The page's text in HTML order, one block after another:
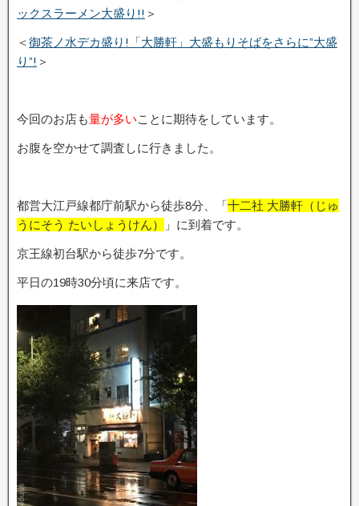
ックスラーメン大盛り!! ＞
＜御茶ノ水デカ盛り!「大勝軒」大盛もりそばをさらに”大盛
り”! ＞
今回のお店も量が多いことに期待をしています。
お腹を空かせて調査しに行きました。
都営大江戸線都庁前駅から徒歩8分、「十二社 大勝軒（じゅ
うにそう たいしょうけん）
」に到着です。
京王線初台駅から徒歩7分です。
平日の19時30分頃に来店です。